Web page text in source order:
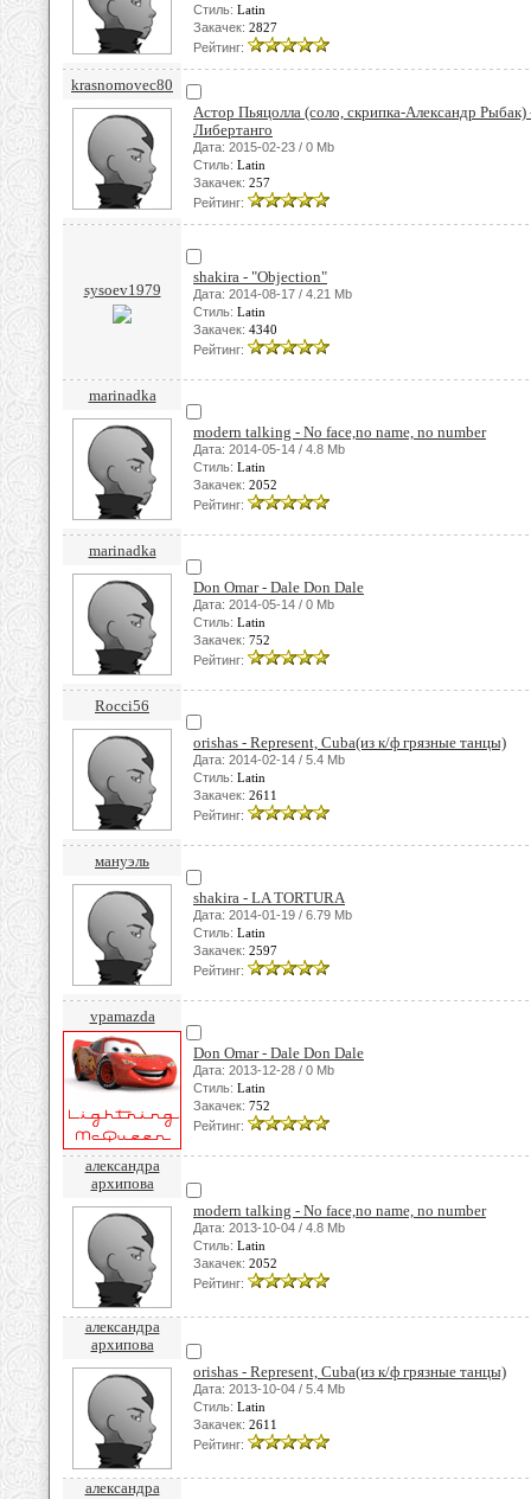
Стиль: Latin
Закачек: 2827
Рейтинг:
krasnomovec80
Астор Пьяцолла (соло, скрипка-Александр Рыбак)
Либертанго
Дата: 2015-02-23 / 0 Mb
Стиль: Latin
Закачек: 257
Рейтинг:
sysoev1979
shakira - "Objection"
Дата: 2014-08-17 / 4.21 Mb
Стиль: Latin
Закачек: 4340
Рейтинг:
marinadka
modern talking - No face,no name, no number
Дата: 2014-05-14 / 4.8 Mb
Стиль: Latin
Закачек: 2052
Рейтинг:
marinadka
Don Omar - Dale Don Dale
Дата: 2014-05-14 / 0 Mb
Стиль: Latin
Закачек: 752
Рейтинг:
Rocci56
orishas - Represent, Cuba(из к/ф грязные танцы)
Дата: 2014-02-14 / 5.4 Mb
Стиль: Latin
Закачек: 2611
Рейтинг:
мануэль
shakira - LA TORTURA
Дата: 2014-01-19 / 6.79 Mb
Стиль: Latin
Закачек: 2597
Рейтинг:
vpamazda
Don Omar - Dale Don Dale
Дата: 2013-12-28 / 0 Mb
Стиль: Latin
Закачек: 752
Рейтинг:
александра
архипова
modern talking - No face,no name, no number
Дата: 2013-10-04 / 4.8 Mb
Стиль: Latin
Закачек: 2052
Рейтинг:
александра
архипова
orishas - Represent, Cuba(из к/ф грязные танцы)
Дата: 2013-10-04 / 5.4 Mb
Стиль: Latin
Закачек: 2611
Рейтинг:
александра